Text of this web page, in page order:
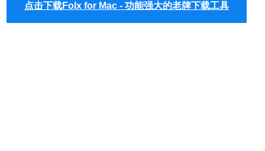
与大多数下载工具一样，在 Folx 中粘贴链接或者使用浏览器
插件即可开始下载，更为方便的做法是使用 Folx 捕获浏览器
点击下载Folx for Mac - 功能强大的老牌下载工具